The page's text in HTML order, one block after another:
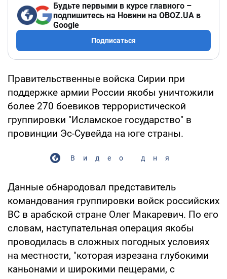
Будьте первыми в курсе главного –
подпишитесь на Новини на OBOZ.UA в
Google
Подписаться
Правительственные войска Сирии при
поддержке армии России якобы уничтожили
более 270 боевиков террористической
группировки "Исламское государство" в
провинции Эс-Сувейда на юге страны.
Видео дня
Данные обнародовал представитель
командования группировки войск российских
ВС в арабской стране Олег Макаревич. По его
словам, наступательная операция якобы
проводилась в сложных погодных условиях
на местности, "которая изрезана глубокими
каньонами и широкими пещерами, с